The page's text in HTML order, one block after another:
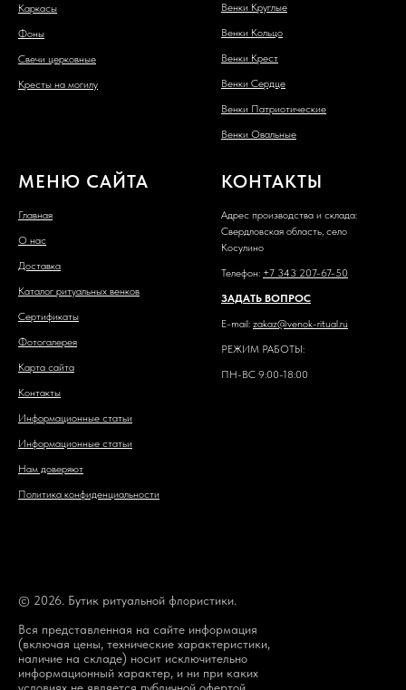
Каркасы
Фоны
Свечи церковные
Кресты на могилу
Венки Круглые
Венки Кольцо
Венки Крест
Венки Сердце
Венки Патриотические
Венки Овальные
МЕНЮ САЙТА
Главная
О нас
Доставка
Каталог ритуальных венков
Сертификаты
Фотогалерея
Карта сайта
Контакты
Информационные статьи
Информационные статьи
Нам доверяют
Политика конфиденциальности
КОНТАКТЫ
Адрес производства и склада:
Свердловская область, село
Косулино
Телефон: +7 343 207-67-50
ЗАДАТЬ ВОПРОС
E-mail: zakaz@venok-ritual.ru
РЕЖИМ РАБОТЫ:
ПН-ВС 9:00-18:00
© 2026. Бутик ритуальной флористики.
Вся представленная на сайте информация
(включая цены, технические характеристики,
наличие на складе) носит исключительно
информационный характер, и ни при каких
условиях не является публичной офертой,